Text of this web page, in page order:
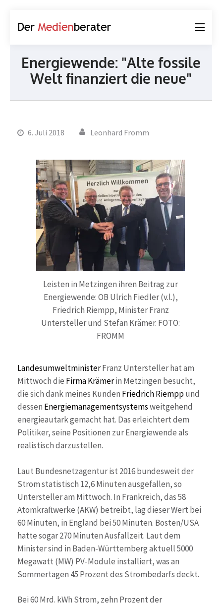
Energiewende: "Alte fossile
Welt finanziert die neue"
6. Juli 2018 Leonhard Fromm
Leisten in Metzingen ihren Beitrag zur
Energiewende: OB Ulrich Fiedler (v.l.),
Friedrich Riempp, Minister Franz
Untersteller und Stefan Krämer. FOTO:
FROMM
LandesumweltministerFranz Untersteller hat am
Mittwoch die Firma Krämerin Metzingen besucht,
die sich dank meines Kunden Friedrich Riemppund
dessen Energiemanagementsystemsweitgehend
energieautark gemacht hat. Das erleichtert dem
Politiker, seine Positionen zur Energiewende als
realistisch darzustellen.
Laut Bundesnetzagentur ist 2016 bundesweit der
Strom statistisch 12,6 Minuten ausgefallen, so
Untersteller am Mittwoch. In Frankreich, das 58
Atomkraftwerke (AKW) betreibt, lag dieser Wert bei
60 Minuten, in England bei 50 Minuten. Bosten/USA
hatte sogar 270 Minuten Ausfallzeit. Laut dem
Minister sind in Baden-Württemberg aktuell 5000
Megawatt (MW) PV-Module installiert, was an
Sommertagen 45 Prozent des Strombedarfs deckt.
Bei 60 Mrd. kWh Strom, zehn Prozent der